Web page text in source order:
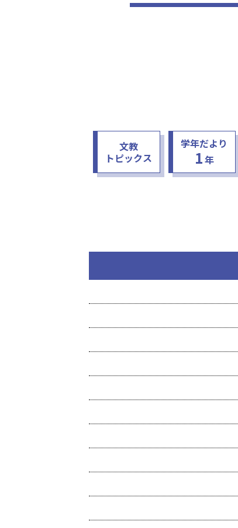
文教
トピックス
学年だより
1年